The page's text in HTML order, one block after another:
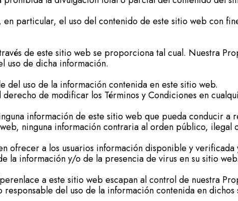
particular, el uso del contenido de este sitio web con
de este sitio web se proporciona tal cual. Nuestra
uso de dicha información.
del uso de la información contenida en este sitio web.
de modificar los Términos y Condiciones en
información de este sitio web que pueda conducir
ninguna información contraria al orden público, ilegal
ofrecer a los usuarios información disponible y
la información y/o de la presencia de virus en su sitio web.
a este sitio web escapan al control de nuestra
responsable del uso de la información contenida en dichos